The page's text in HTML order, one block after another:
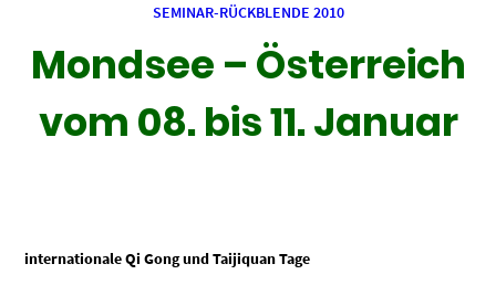
SEMINAR-RÜCKBLENDE 2010
Mondsee – Österreich
vom 08. bis 11. Januar
internationale Qi Gong und Taijiquan Tage